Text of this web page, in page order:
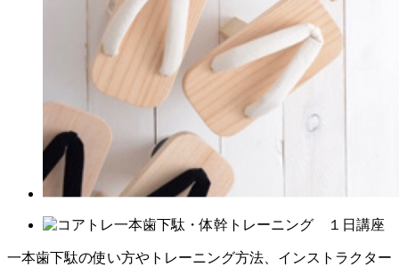
一本歯下駄の使い方やトレーニング方法、インストラクター